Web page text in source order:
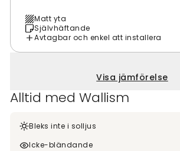
Matt yta
Självhäftande
Avtagbar och enkel att installera
Visa jämförelse
Alltid med Wallism
Bleks inte i solljus
Icke-bländande